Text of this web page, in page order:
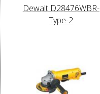
Dewalt D28476WBR-
Type-2